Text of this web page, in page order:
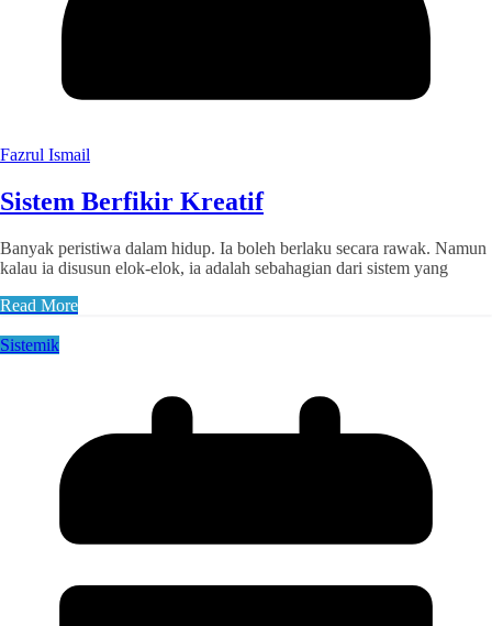
Fazrul Ismail
Sistem Berfikir Kreatif
Banyak peristiwa dalam hidup. Ia boleh berlaku secara rawak. Namun
kalau ia disusun elok-elok, ia adalah sebahagian dari sistem yang
Read More
Sistemik